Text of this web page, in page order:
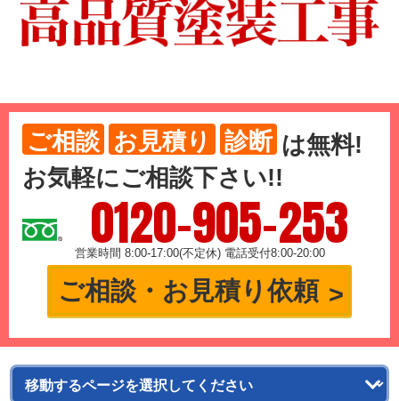
ご相談 お見積り 診断 は無料!
お気軽にご相談下さい!!
0120-905-253
営業時間 8:00-17:00(不定休) 電話受付8:00-20:00
ご相談・お見積り依頼